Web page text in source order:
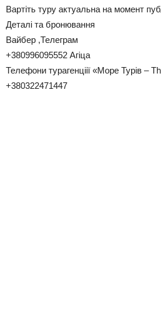
Вартіть туру актуальна на момент
Деталі та бронювання
Вайбер ,Телеграм
+380996095552 Агіца
Телефони турагенціії «Море Турів –
+380322471447